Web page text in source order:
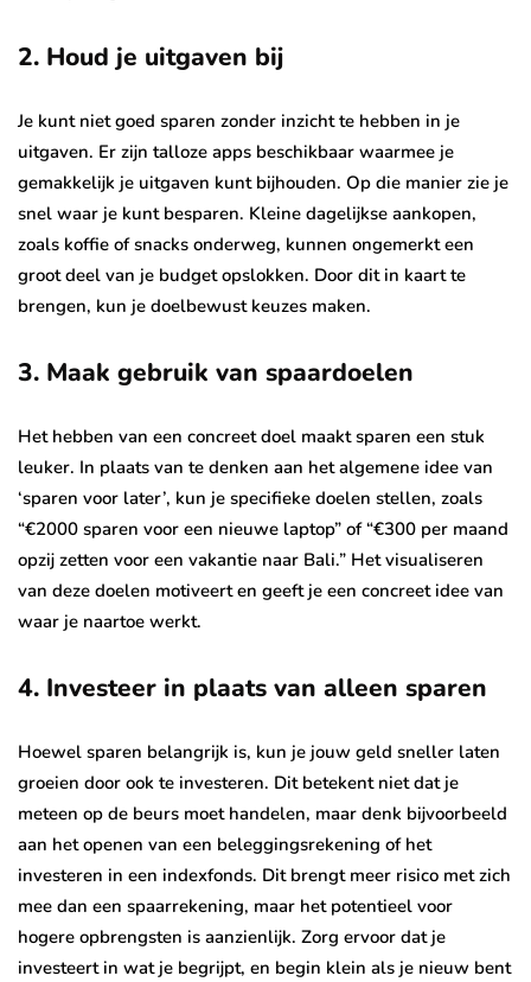
2. Houd je uitgaven bij
Je kunt niet goed sparen zonder inzicht te hebben in je
uitgaven. Er zijn talloze apps beschikbaar waarmee je
gemakkelijk je uitgaven kunt bijhouden. Op die manier zie je
snel waar je kunt besparen. Kleine dagelijkse aankopen,
zoals koffie of snacks onderweg, kunnen ongemerkt een
groot deel van je budget opslokken. Door dit in kaart te
brengen, kun je doelbewust keuzes maken.
3. Maak gebruik van spaardoelen
Het hebben van een concreet doel maakt sparen een stuk
leuker. In plaats van te denken aan het algemene idee van
‘sparen voor later’, kun je specifieke doelen stellen, zoals
“€2000 sparen voor een nieuwe laptop” of “€300 per maand
opzij zetten voor een vakantie naar Bali.” Het visualiseren
van deze doelen motiveert en geeft je een concreet idee van
waar je naartoe werkt.
4. Investeer in plaats van alleen sparen
Hoewel sparen belangrijk is, kun je jouw geld sneller laten
groeien door ook te investeren. Dit betekent niet dat je
meteen op de beurs moet handelen, maar denk bijvoorbeeld
aan het openen van een beleggingsrekening of het
investeren in een indexfonds. Dit brengt meer risico met zich
mee dan een spaarrekening, maar het potentieel voor
hogere opbrengsten is aanzienlijk. Zorg ervoor dat je
investeert in wat je begrijpt, en begin klein als je nieuw bent